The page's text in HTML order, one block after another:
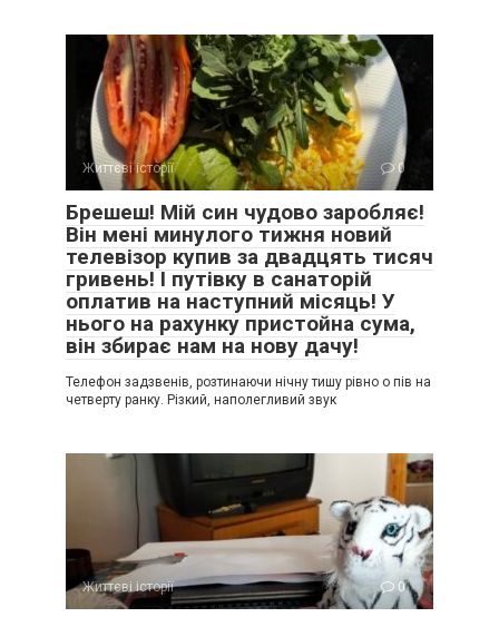
Життєві історії 0
Брешеш! Мій син чудово заробляє!
Він мені минулого тижня новий
телевізор купив за двадцять тисяч
гривень! І путівку в санаторій
оплатив на наступний місяць! У
нього на рахунку пристойна сума,
він збирає нам на нову дачу!
Телефон задзвенів, розтинаючи нічну тишу рівно о пів на
четверту ранку. Різкий, наполегливий звук
Життєві історії 0